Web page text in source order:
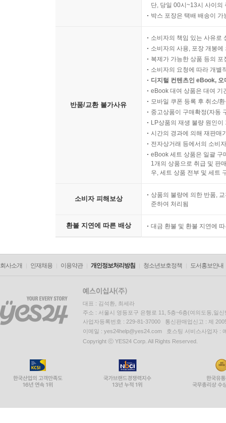
단, 당일 00시~13시 사이의
박스 포장은 택배 배송이
반품/교환 불가사유
소비자의 책임 있는 사유로
소비자의 사용, 포장 개봉
복제가 가능한 상품 등의
소비자의 요청에 따라 개별
디지털 컨텐츠인 eBook,
eBook 대여 상품은 대여 기
모바일 쿠폰 등록 후 취소/
중고상품이 구매확정(자동
LP상품의 재생 불량 원인
시간의 경과에 의해 재판매
전자상거래 등에서의 소비
eBook 세트 상품은 일괄 구
1개의 상품으로 취급 및 판
우, 세트 상품 전부 및 세트
소비자 피해보상
상품의 불량에 의한 반품,
준하여 처리됨
환불 지연에 따른 배상 대금 환불 및 환불 지연에
회사소개 인재채용 이용약관 개인정보처리방침 청소년보호정책 도서홍보안내
대표 : 김석환, 최세라
주소 : 서울시 영등포구 은행로 11, 5층~6층(여의도동,일신
사업자등록번호 : 229-81-37000 통신판매업신고 : 제
이메일 : yes24help@yes24.com 호스팅 서비스사업자 :
Copyright ⓒ YES24 Corp. All Rights Reserved.